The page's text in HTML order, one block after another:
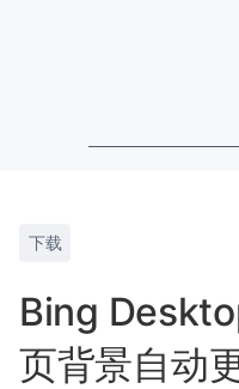
下载
Bing
页背景自动